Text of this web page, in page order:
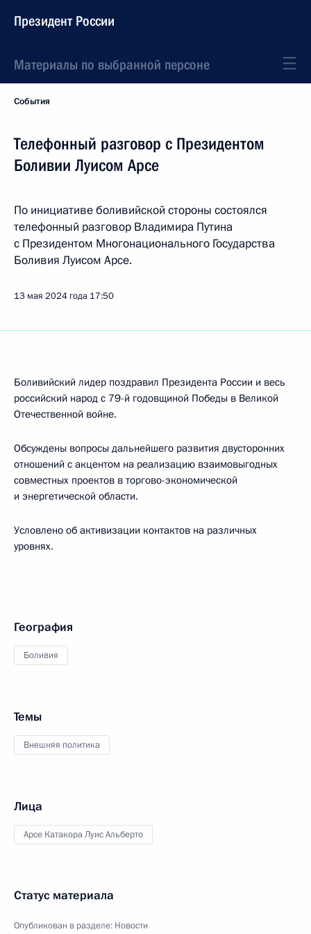
Президент России
Материалы по выбранной персоне
События
Телефонный разговор с Президентом
Боливии Луисом Арсе
По инициативе боливийской стороны состоялся
телефонный разговор Владимира Путина
с Президентом Многонационального Государства
Боливия Луисом Арсе.
13 мая 2024 года 17:50
Боливийский лидер поздравил Президента России и весь
российский народ с 79-й годовщиной Победы в Великой
Отечественной войне.
Обсуждены вопросы дальнейшего развития двусторонних
отношений с акцентом на реализацию взаимовыгодных
совместных проектов в торгово-экономической
и энергетической области.
Условлено об активизации контактов на различных
уровнях.
География
Боливия
Темы
Внешняя политика
Лица
Арсе Катакора Луис Альберто
Статус материала
Опубликован в разделе: Новости